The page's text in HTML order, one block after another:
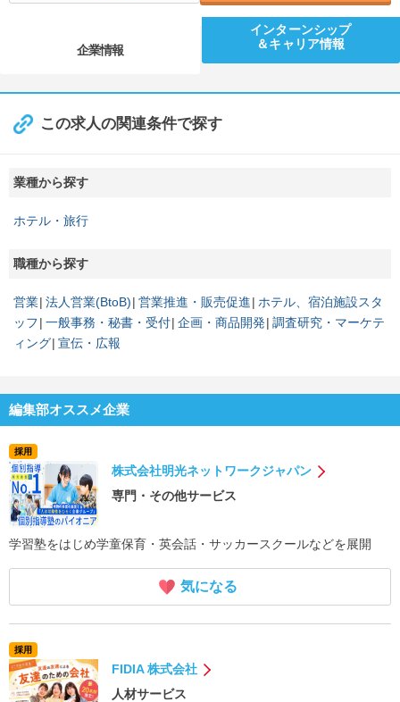
企業情報
インターンシップ
＆キャリア情報
この求人の関連条件で探す
業種から探す
ホテル・旅行
職種から探す
営業 法人営業(BtoB) 営業推進・販売促進
ホテル、宿泊施設スタ
ッフ 一般事務・秘書・受付 企画・商品開発 調査研究・マーケテ
ィング 宣伝・広報
編集部オススメ企業
採用
株式会社明光ネットワークジャパン
専門・その他サービス
学習塾をはじめ学童保育・英会話・サッカースクールなどを展開
気になる
採用
FIDIA 株式会社
人材サービス